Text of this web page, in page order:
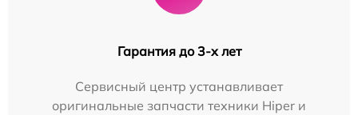
Гарантия до 3-х лет
Сервисный центр устанавливает
оригинальные запчасти техники Hiper и